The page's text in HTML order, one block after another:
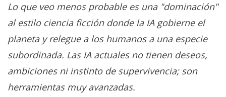
Lo que veo menos probable es una "dominación"
al estilo ciencia ficción donde la IA gobierne el
planeta y relegue a los humanos a una especie
subordinada. Las IA actuales no tienen deseos,
ambiciones ni instinto de supervivencia; son
herramientas muy avanzadas.